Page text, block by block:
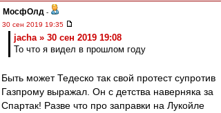
МосфОлд -
30 сен 2019 19:35
jacha » 30 сен 2019 19:08
То что я видел в прошлом году
Быть может Тедеско так свой протест супротив
Газпрому выражал. Он с детства наверняка за
Спартак! Разве что про заправки на Лукойле